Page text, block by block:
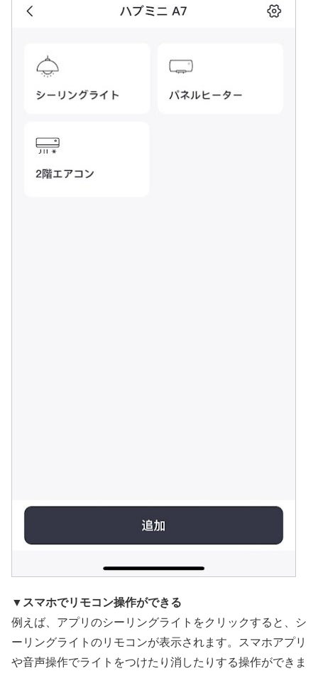
▼スマホでリモコン操作ができる
例えば、アプリのシーリングライトをクリックすると、シ
ーリングライトのリモコンが表示されます。スマホアプリ
や音声操作でライトをつけたり消したりする操作ができま